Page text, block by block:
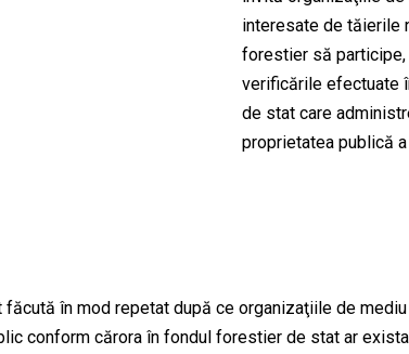
interesate de tăierile
forestier să participe,
verificările efectuate
de stat care
proprietatea publică
în mod repetat după ce organizaţiile de
conform cărora în fondul forestier de stat ar exista